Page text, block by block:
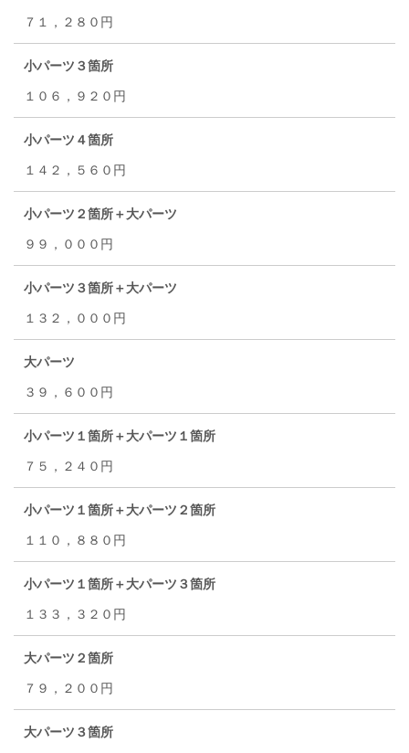
７１，２８０円
小パーツ３箇所
１０６，９２０円
小パーツ４箇所
１４２，５６０円
小パーツ２箇所＋大パーツ
９９，０００円
小パーツ３箇所＋大パーツ
１３２，０００円
大パーツ
３９，６００円
小パーツ１箇所＋大パーツ１箇所
７５，２４０円
小パーツ１箇所＋大パーツ２箇所
１１０，８８０円
小パーツ１箇所＋大パーツ３箇所
１３３，３２０円
大パーツ２箇所
７９，２００円
大パーツ３箇所